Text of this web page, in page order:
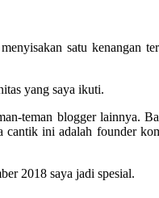
satu kenangan
yang saya ikuti.
teman blogger lainnya.
cantik ini adalah founder
2018 saya jadi spesial.